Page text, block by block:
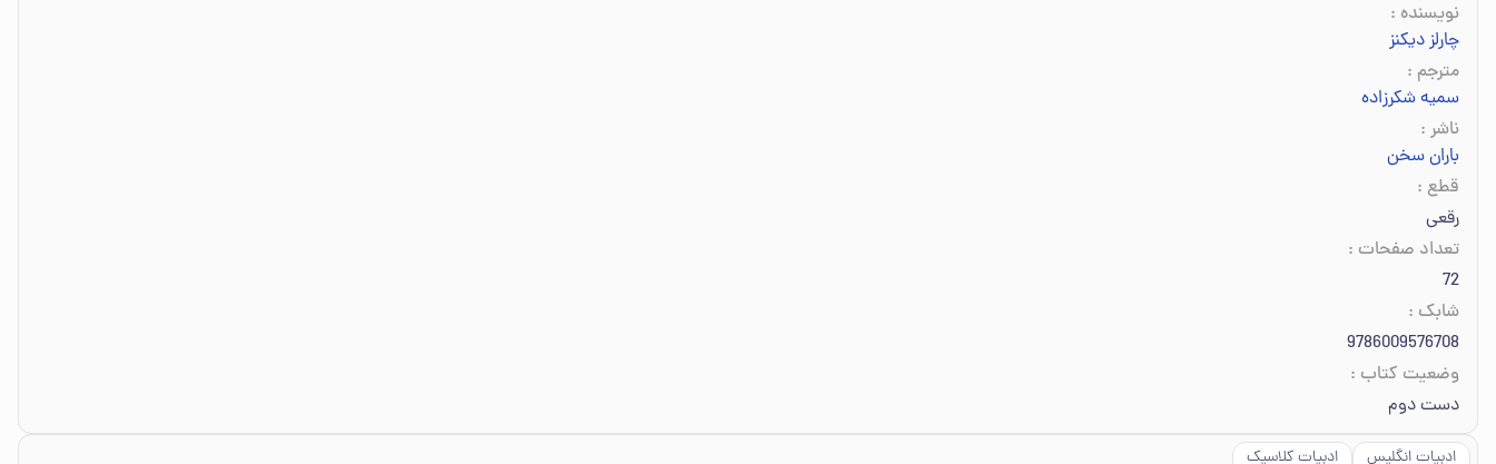
نویسنده :
چارلز دیکنز
مترجم :
سمیه شکرزاده
ناشر :
باران سخن
قطع :
رقعی
تعداد صفحات :
72
شابک :
9786009576708
وضعیت کتاب :
دست دوم
ادبیات انگلیس ادبیات کلاسیک